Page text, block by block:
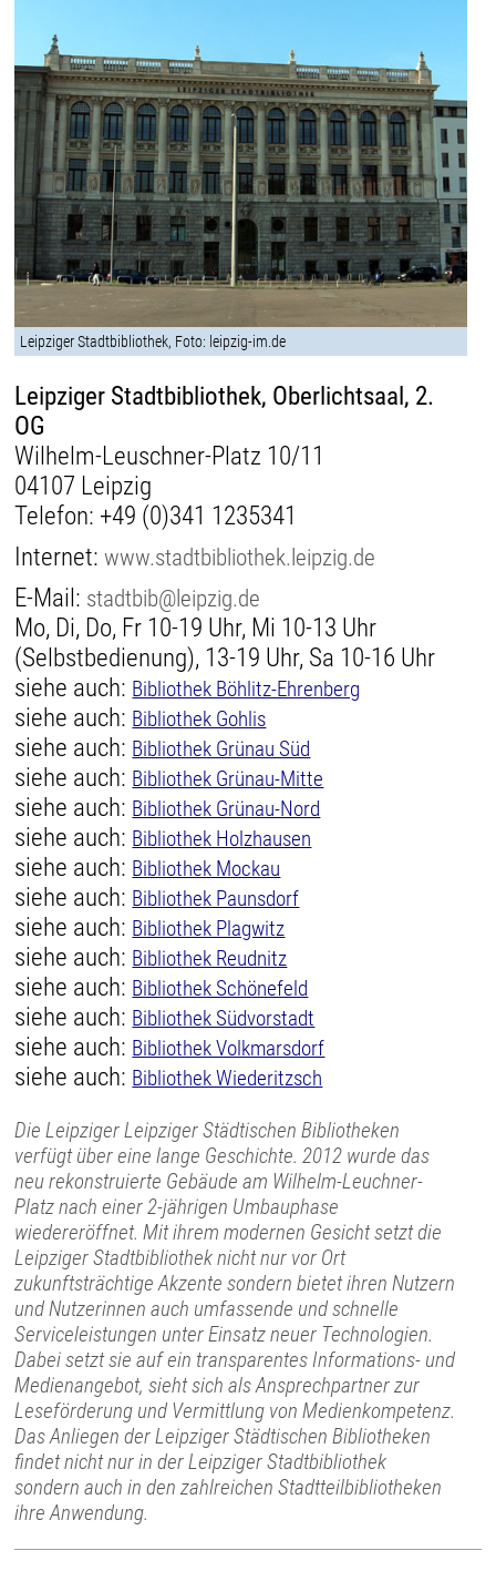
Leipziger Stadtbibliothek, Foto: leipzig-im.de
Leipziger Stadtbibliothek, Oberlichtsaal, 2.
OG
Wilhelm-Leuschner-Platz 10/11
04107 Leipzig
Telefon: +49 (0)341 1235341
Internet:www.stadtbibliothek.leipzig.de
E-Mail: stadtbib@leipzig.de
Mo, Di, Do, Fr 10-19 Uhr, Mi 10-13 Uhr
(Selbstbedienung), 13-19 Uhr, Sa 10-16 Uhr
siehe auch: Bibliothek Böhlitz-Ehrenberg
siehe auch: Bibliothek Gohlis
siehe auch: Bibliothek Grünau Süd
siehe auch: Bibliothek Grünau-Mitte
siehe auch: Bibliothek Grünau-Nord
siehe auch: Bibliothek Holzhausen
siehe auch: Bibliothek Mockau
siehe auch: Bibliothek Paunsdorf
siehe auch: Bibliothek Plagwitz
siehe auch: Bibliothek Reudnitz
siehe auch: Bibliothek Schönefeld
siehe auch: Bibliothek Südvorstadt
siehe auch: Bibliothek Volkmarsdorf
siehe auch: Bibliothek Wiederitzsch
Die Leipziger Leipziger Städtischen Bibliotheken
verfügt über eine lange Geschichte. 2012 wurde das
neu rekonstruierte Gebäude am Wilhelm-Leuchner-
Platz nach einer 2-jährigen Umbauphase
wiedereröffnet. Mit ihrem modernen Gesicht setzt die
Leipziger Stadtbibliothek nicht nur vor Ort
zukunftsträchtige Akzente sondern bietet ihren Nutzern
und Nutzerinnen auch umfassende und schnelle
Serviceleistungen unter Einsatz neuer Technologien.
Dabei setzt sie auf ein transparentes Informations- und
Medienangebot, sieht sich als Ansprechpartner zur
Leseförderung und Vermittlung von Medienkompetenz.
Das Anliegen der Leipziger Städtischen Bibliotheken
findet nicht nur in der Leipziger Stadtbibliothek
sondern auch in den zahlreichen Stadtteilbibliotheken
ihre Anwendung.